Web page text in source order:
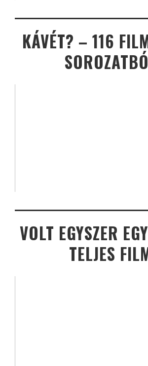
KÁVÉT? – 116
VOLT EGYSZER
TELJES